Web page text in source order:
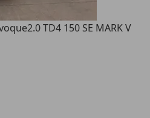
2.0 TD4 150 SE MARK V